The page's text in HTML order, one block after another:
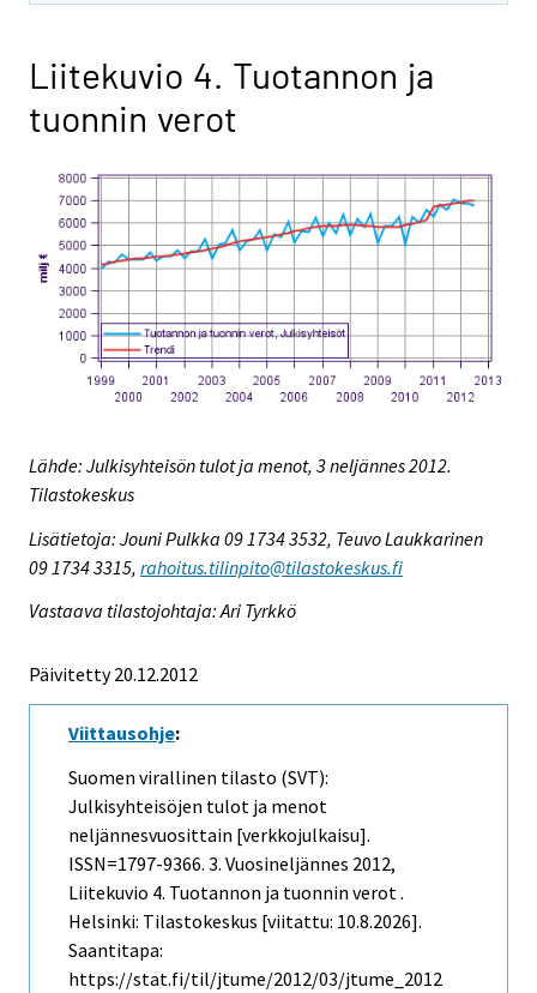
Liitekuvio 4. Tuotannon ja
tuonnin verot
Lähde: Julkisyhteisön tulot ja menot, 3 neljännes 2012.
Tilastokeskus
Lisätietoja: Jouni Pulkka 09 1734 3532, Teuvo Laukkarinen
09 1734 3315, rahoitus.tilinpito@tilastokeskus.fi
Vastaava tilastojohtaja: Ari Tyrkkö
Päivitetty 20.12.2012
Viittausohje:
Suomen virallinen tilasto (SVT):
Julkisyhteisöjen tulot ja menot
neljännesvuosittain [verkkojulkaisu].
ISSN=1797-9366. 3. Vuosineljännes 2012,
Liitekuvio 4. Tuotannon ja tuonnin verot .
Helsinki: Tilastokeskus [viitattu: 10.8.2026].
Saantitapa:
https://stat.fi/til/jtume/2012/03/jtume_2012